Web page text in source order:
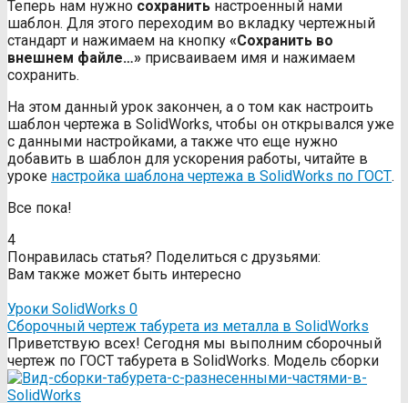
Теперь нам нужно сохранить настроенный нами
шаблон. Для этого переходим во вкладку чертежный
стандарт и нажимаем на кнопку «Сохранить во
внешнем файле…» присваиваем имя и нажимаем
сохранить.
На этом данный урок закончен, а о том как настроить
шаблон чертежа в SolidWorks, чтобы он открывался уже
с данными настройками, а также что еще нужно
добавить в шаблон для ускорения работы, читайте в
уроке настройка шаблона чертежа в SolidWorks по ГОСТ.
Все пока!
4
Понравилась статья? Поделиться с друзьями:
Вам также может быть интересно
Уроки SolidWorks 0
Сборочный чертеж табурета из металла в SolidWorks
Приветствую всех! Сегодня мы выполним сборочный
чертеж по ГОСТ табурета в SolidWorks. Модель сборки